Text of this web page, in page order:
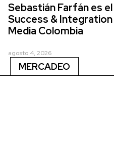
Sebastián Farfán es
Success &
Media Colombia
agosto 4, 2026
MERCADEO